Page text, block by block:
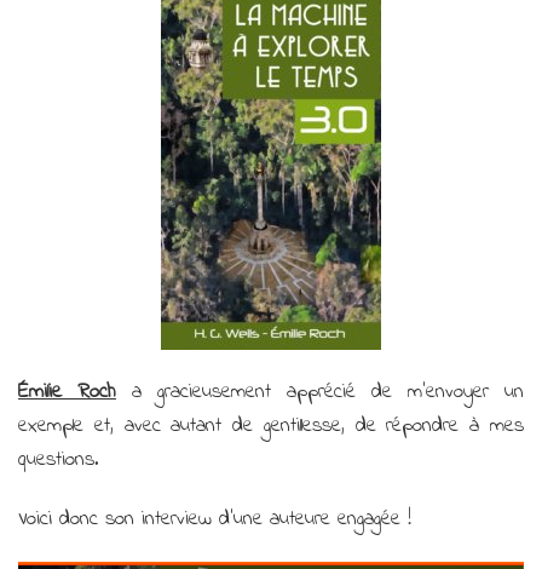
Émilie Roch a gracieusement apprécié de m’envoyer un
exemple et, avec autant de gentillesse, de répondre à mes
questions.
Voici donc son interview d’une auteure engagée !